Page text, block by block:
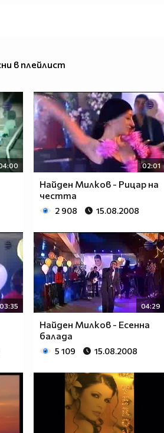
в плейлист
02:01
Найден Милков - Рицар на
честта
2 908 15.08.2008
03:35 04:29
Найден Милков - Есенна
балада
5 109 15.08.2008